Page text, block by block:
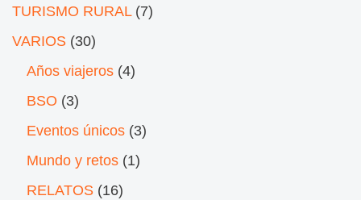
TURISMO RURAL(7)
VARIOS (30)
Años viajeros (4)
BSO (3)
Eventos únicos (3)
Mundo y retos (1)
RELATOS (16)